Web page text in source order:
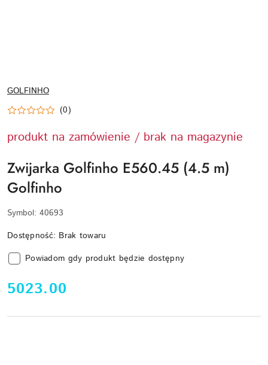
NAZWA
PRODUCENTA:
GOLFINHO
(0)
produkt na zamówienie / brak na magazynie
Zwijarka Golfinho E560.45 (4.5 m)
Golfinho
Symbol: 40693
Dostępność: Brak towaru
Powiadom gdy produkt będzie dostępny
cena:
5023.00